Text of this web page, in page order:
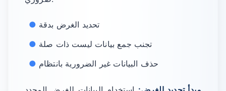
تحديد الغرض بدقة
تجنب جمع بيانات ليست ذات صلة
حذف البيانات غير الضرورية بانتظام